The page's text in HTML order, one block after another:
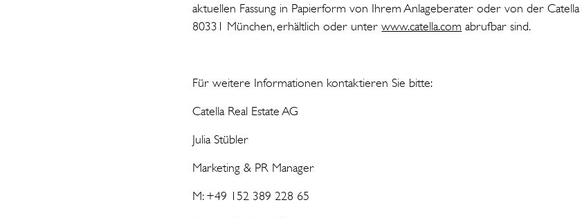
aktuellen Fassung in Papierform von Ihrem Anlageberater oder von der Catella
80331 München, erhältlich oder unterwww.catella.com abrufbar sind.
Für weitere Informationen kontaktieren Sie bitte:
Catella Real Estate AG
Julia Stübler
Marketing & PR Manager
M: +49 152 389 228 65